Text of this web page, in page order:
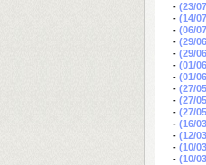
- (23/
- (14/
- (06/
- (29/
- (29/
- (01/
- (01/
- (27/
- (27/
- (27/
- (16/
- (12/
- (10/
- (10/